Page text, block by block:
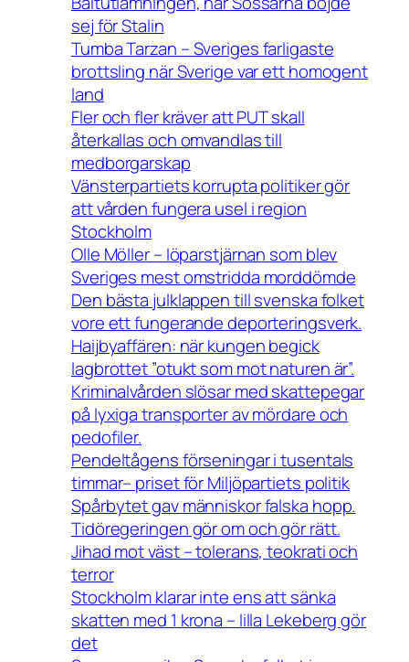
sej för Stalin
Tumba Tarzan – Sveriges farligaste
brottsling när Sverige var ett homogent
land
Fler och fler kräver att PUT skall
återkallas och omvandlas till
medborgarskap
Vänsterpartiets korrupta politiker gör
att vården fungera usel i region
Stockholm
Olle Möller – löparstjärnan som blev
Sveriges mest omstridda morddömde
Den bästa julklappen till svenska folket
vore ett fungerande deporteringsverk.
Haijbyaffären: när kungen begick
lagbrottet ”otukt som mot naturen är”.
Kriminalvården slösar med skattepegar
på lyxiga transporter av mördare och
pedofiler.
Pendeltågens förseningar i tusentals
timmar– priset för Miljöpartiets politik
Spårbytet gav människor falska hopp.
Tidöregeringen gör om och gör rätt.
Jihad mot väst – tolerans, teokrati och
terror
Stockholm klarar inte ens att sänka
skatten med 1 krona – lilla Lekeberg gör
det